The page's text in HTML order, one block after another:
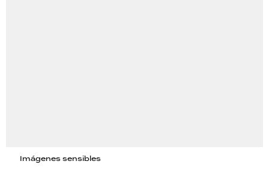
Imágenes sensibles